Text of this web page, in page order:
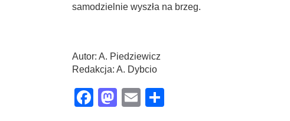
samodzielnie wyszła na brzeg.
Autor: A. Piedziewicz
Redakcja: A. Dybcio
Facebook
Mastodon
Email